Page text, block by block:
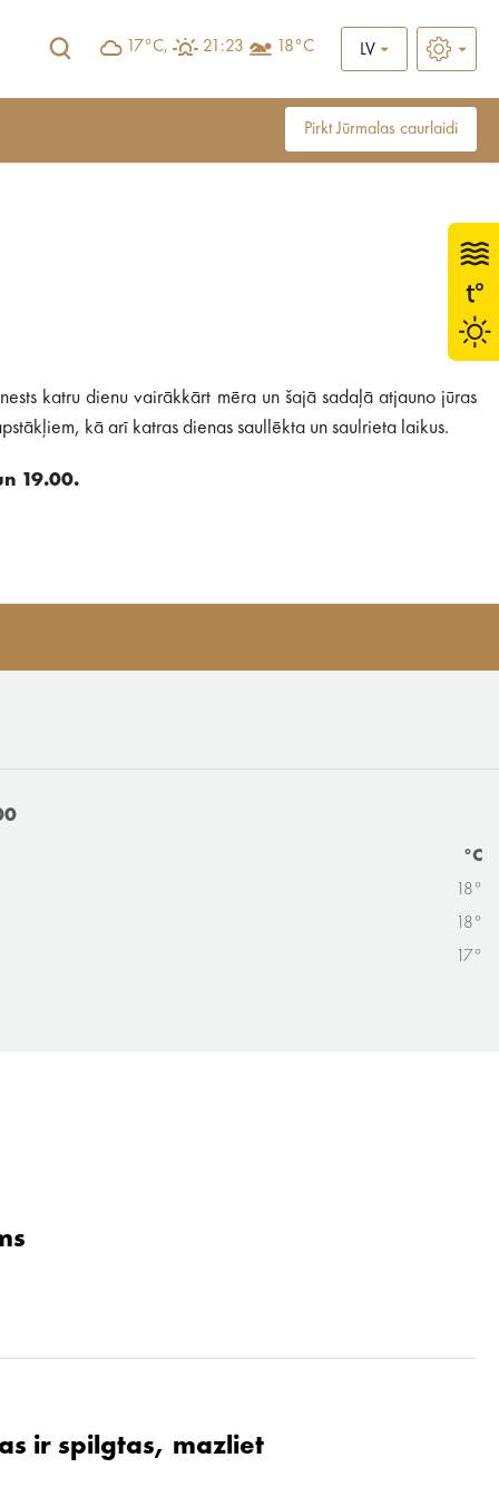
17°C, 21:23 18°C LV
Pirkt Jūrmalas caurlaidi
katru dienu vairākkārt mēra un šajā sadaļā atjauno jūras
kā arī katras dienas saullēkta un saulrieta laikus.
19.00.
°C
18°
18°
17°
ir spilgtas, mazliet